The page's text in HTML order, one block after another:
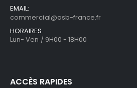
EMAIL:
commercial@asb-france.fr
HORAIRES
Lun- Ven / 9H00 - 18H00
ACCÈS RAPIDES